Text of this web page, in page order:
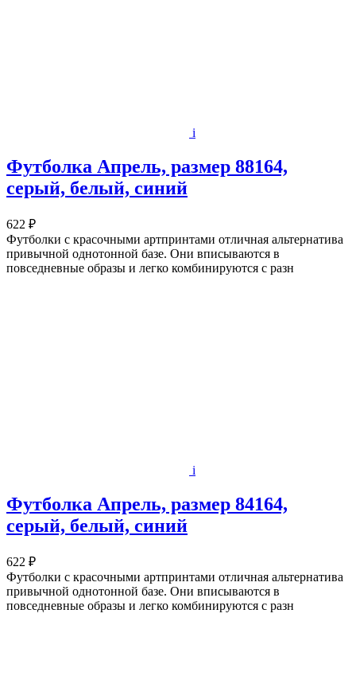
i
Футболка Апрель, размер 88164,
серый, белый, синий
622 ₽
Футболки с красочными артпринтами отличная альтернатива
привычной однотонной базе. Они вписываются в
повседневные образы и легко комбинируются с разн
i
Футболка Апрель, размер 84164,
серый, белый, синий
622 ₽
Футболки с красочными артпринтами отличная альтернатива
привычной однотонной базе. Они вписываются в
повседневные образы и легко комбинируются с разн